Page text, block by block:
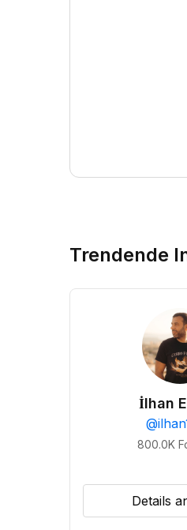
Trendende
İlhan
@
800.0K
Details